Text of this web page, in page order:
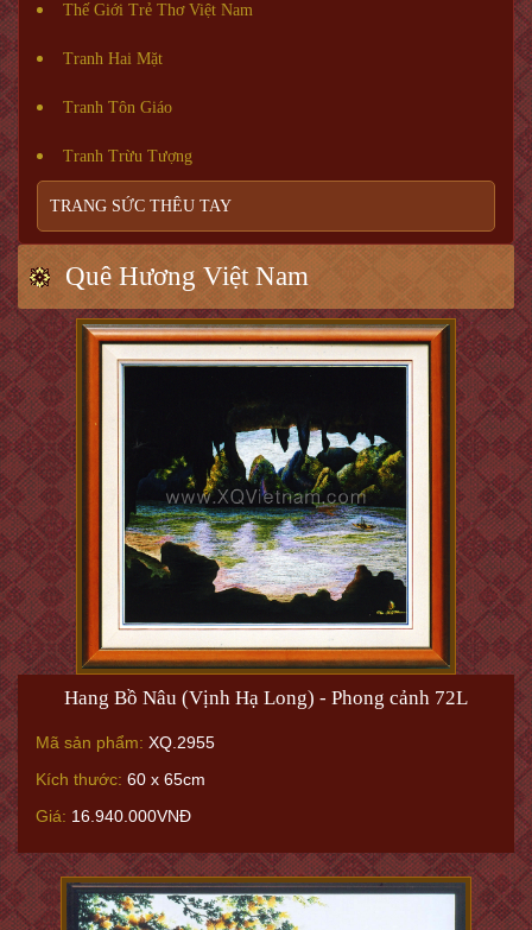
Thế Giới Trẻ Thơ Việt Nam
Tranh Hai Mặt
Tranh Tôn Giáo
Tranh Trừu Tượng
TRANG SỨC THÊU TAY
Quê Hương Việt Nam
Hang Bồ Nâu (Vịnh Hạ Long) - Phong cảnh 72L
Mã sản phẩm: XQ.2955
Kích thước: 60 x 65cm
Giá: 16.940.000VNĐ